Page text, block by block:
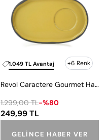
+6 Renk
1.049 TL Avantaj
Gourmet
Hardal
Fincan
Tabağı
Revol Caractere Gourmet Hardal Fincan Tabağı 18x11cm
1.299,00 TL-%80
249,99 TL
GELINCE HABER VER